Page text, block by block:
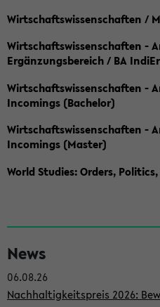
Wirtschaftswissenschaften /
Wirtschaftswissenschaften -
Ergänzungsbereich / BA
Wirtschaftswissenschaften -
Incomings (Bachelor)
Wirtschaftswissenschaften -
Incomings (Master)
World Studies: Orders,
e
i
News
06.08.26
Nachhaltigkeitspreis 2026: